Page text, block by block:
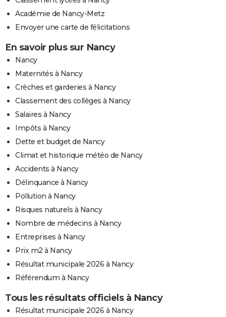
Académie de Nancy-Metz
Envoyer une carte de félicitations
En savoir plus sur Nancy
Nancy
Maternités à Nancy
Crèches et garderies à Nancy
Classement des collèges à Nancy
Salaires à Nancy
Impôts à Nancy
Dette et budget de Nancy
Climat et historique météo de Nancy
Accidents à Nancy
Délinquance à Nancy
Pollution à Nancy
Risques naturels à Nancy
Nombre de médecins à Nancy
Entreprises à Nancy
Prix m2 à Nancy
Résultat municipale 2026 à Nancy
Référendum à Nancy
Tous les résultats officiels à Nancy
Résultat municipale 2026 à Nancy